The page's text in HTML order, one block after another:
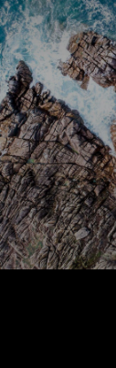
Skip
to
content